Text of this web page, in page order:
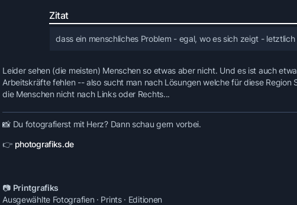
Zitat
dass ein menschliches Problem - egal, wo es sich zeigt -
Leider sehen (die meisten) Menschen so etwas aber nicht. Und es ist auch
Arbeitskräfte fehlen -- also sucht man nach Lösungen welche für diese Region
die Menschen nicht nach Links oder Rechts...
📸 Du fotografierst mit Herz? Dann schau gern vorbei.
👉 photografiks.de
📷 Printgrafiks
Ausgewählte Fotografien · Prints · Editionen